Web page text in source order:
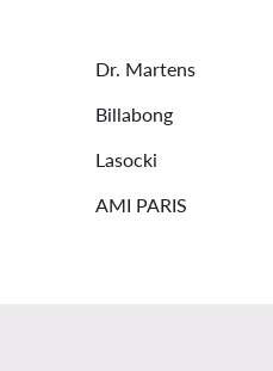
Dr. Martens
Billabong
Lasocki
AMI PARIS